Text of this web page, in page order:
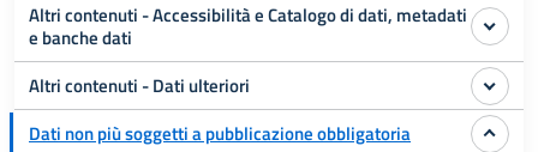
Altri contenuti - Accessibilità e Catalogo di dati, metadati
e banche dati
Altri contenuti - Dati ulteriori
Dati non più soggetti a pubblicazione obbligatoria